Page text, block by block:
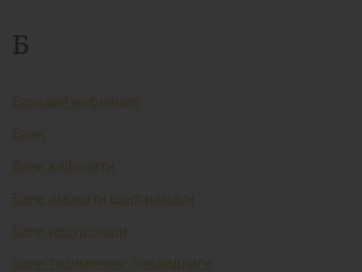
Б
Базавий инфляция
Банк
Банк кафолати
Банк омонати шартномаси
Банк ресурслари
Банк тизимининг ликвидлиги